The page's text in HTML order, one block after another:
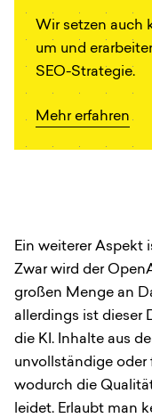
Wir setzen auch
um und
SEO-Strategie.
Mehr erfahren
Ein weiterer Aspekt
Zwar wird der
großen Menge an
allerdings ist dieser
die KI. Inhalte aus
unvollständige oder
wodurch die
leidet. Erlaubt man